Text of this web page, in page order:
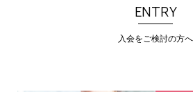
ENTRY
入会をご検討の方へ